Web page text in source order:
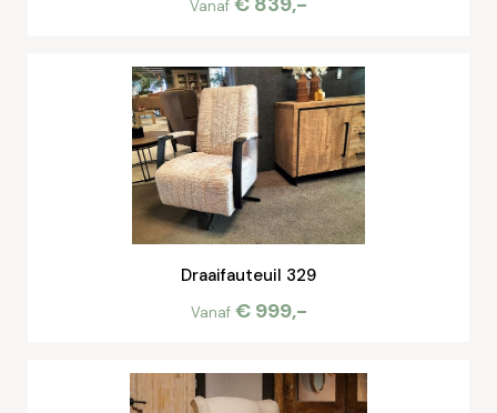
Vanaf
Draaifauteuil 329
Vanaf € 999,-